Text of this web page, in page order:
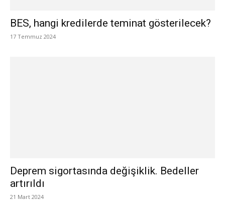
BES, hangi kredilerde teminat gösterilecek?
17 Temmuz 2024
Deprem sigortasında değişiklik. Bedeller
artırıldı
21 Mart 2024